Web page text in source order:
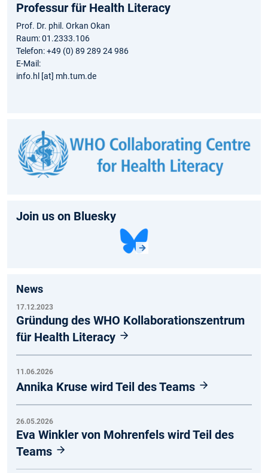
Professur für Health Literacy
Prof. Dr. phil. Orkan Okan
Raum: 01.2333.106
Telefon: +49 (0) 89 289 24 986
E-Mail:
info.hl [at] mh.tum.de
Join us on Bluesky
News
17.12.2023
Gründung des WHO Kollaborationszentrum
für Health Literacy
11.06.2026
Annika Kruse wird Teil des Teams
26.05.2026
Eva Winkler von Mohrenfels wird Teil des
Teams